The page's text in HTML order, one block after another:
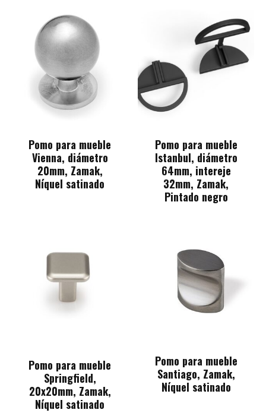
Pomo para mueble
Vienna, diámetro
20mm, Zamak,
Níquel satinado
Pomo para mueble
Istanbul, diámetro
64mm, intereje
32mm, Zamak,
Pintado negro
Pomo para mueble
Springfield,
20x20mm, Zamak,
Níquel satinado
Pomo para mueble
Santiago, Zamak,
Níquel satinado